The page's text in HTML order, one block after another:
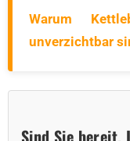
Warum
unverzichtbar